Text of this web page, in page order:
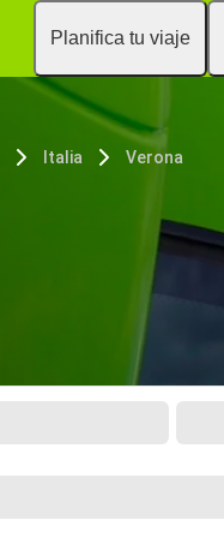
Planifica tu viaje
Italia Verona